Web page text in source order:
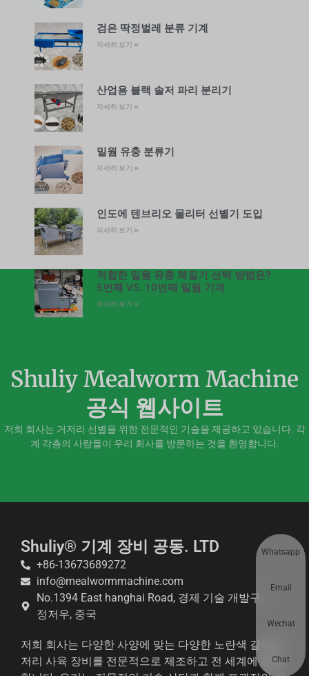
검은 딱정벌레 분류 기계
자세히 보기 »
산업용 블랙 솔저 파리 분리기
자세히 보기 »
밀웜 유충 분류기
자세히 보기 »
인도에 텐브리오 몰리터 선별기 도입
자세히 보기 »
적합한 밀웜 유충 체질기 선택 방법은?
5번째 VS. 10번째 밀웜 기계
자세히 보기 »
Shuliy Mealworm Machine
공식 웹사이트
저희 회사는 거저리 선별을 위한 전문적인 기술을 제공하고 있습니다. 각
계 각층의 사람들이 우리 회사를 방문하는 것을 환영합니다.
Shuliy® 기계 장비 공동. LTD
+86-13673689272
info@mealwormmachine.com
No.1394 East hanghai Road, 경제 기술 개발구,
정저우, 중국
저희 회사는 다양한 사양에 맞는 다양한 노란색 갈색거
저리 사육 장비를 전문적으로 제조하고 전 세계에 유통
Whatsapp
Email
Wechat
Chat